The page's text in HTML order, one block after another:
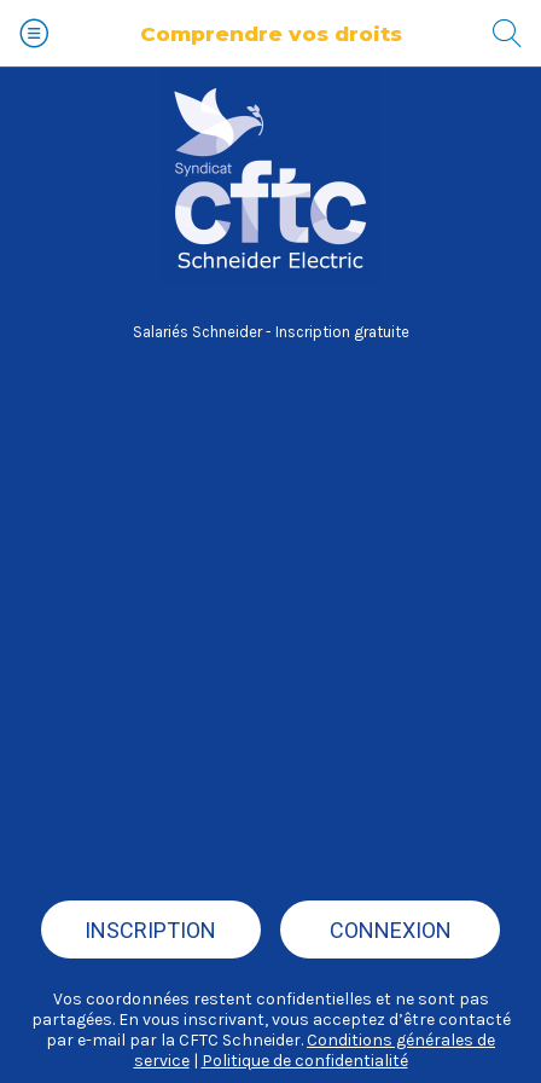
Comprendre vos droits
Salariés Schneider - Inscription gratuite
INSCRIPTION CONNEXION
Vos coordonnées restent confidentielles et ne sont pas
partagées. En vous inscrivant, vous acceptez d’être contacté
par e-mail par la CFTC Schneider.Conditions générales de
service| Politique de confidentialité